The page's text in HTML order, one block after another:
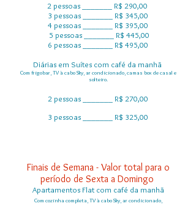
2 pessoas _______ R$ 290,00
3 pessoas _______ R$ 345,00
4 pessoas _______ R$ 395,00
5 pessoas _______ R$ 445,00
6 pessoas _______ R$ 495,00
Diárias em Suítes com café da manhã
Com frigobar, TV à cabo Sky, ar condicionado, camas box de casal e
solteiro.
2 pessoas _______ R$ 270,00
3 pessoas _______ R$ 325,00
Finais de Semana - Valor total para o
período de Sexta a Domingo
Apartamentos Flat com café da manhã
Com cozinha completa, TV à cabo Sky, ar condicionado,